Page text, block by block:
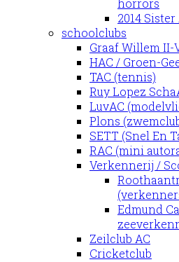
horrors
2014 Sister
schoolclubs
Graaf Willem II-
HAC / Groen-
TAC (tennis)
Ruy Lopez
LuvAC
Plons
SETT (Snel En
RAC (mini
Verkennerij /
Edmund
Zeilclub AC
Cricketclub